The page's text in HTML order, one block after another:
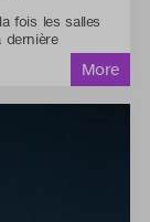
fois les salles
dernière